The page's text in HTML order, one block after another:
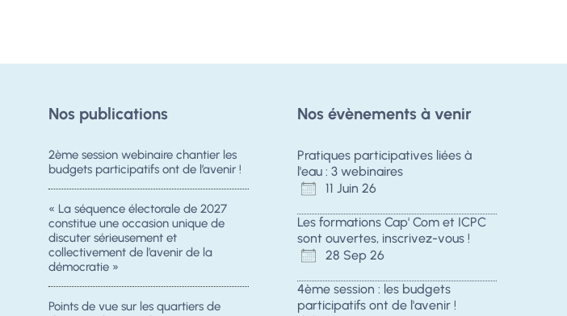
Nos publications
2ème session webinaire chantier les
budgets participatifs ont de l’avenir !
« La séquence électorale de 2027
constitue une occasion unique de
discuter sérieusement et
collectivement de l’avenir de la
démocratie »
Points de vue sur les quartiers de
Nos évènements à venir
Pratiques participatives liées à
l'eau : 3 webinaires
11 Juin 26
Les formations Cap' Com et ICPC
sont ouvertes, inscrivez-vous !
28 Sep 26
4ème session : les budgets
participatifs ont de l'avenir !